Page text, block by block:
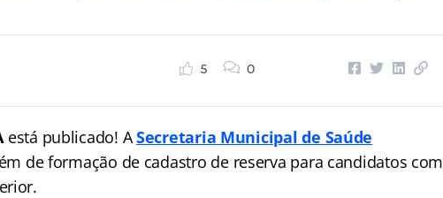
5 0
está publicado! ASecretaria Municipal de Saúde
de formação de cadastro de reserva para candidatos com